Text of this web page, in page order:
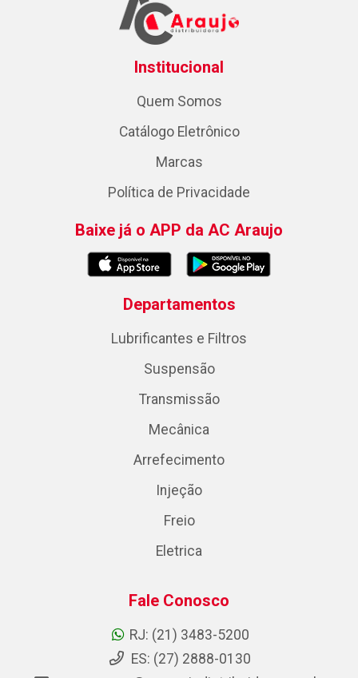
Institucional
Quem Somos
Catálogo Eletrônico
Marcas
Política de Privacidade
Baixe já o APP da AC Araujo
Departamentos
Lubrificantes e Filtros
Suspensão
Transmissão
Mecânica
Arrefecimento
Injeção
Freio
Eletrica
Fale Conosco
RJ: (21) 3483-5200
ES: (27) 2888-0130